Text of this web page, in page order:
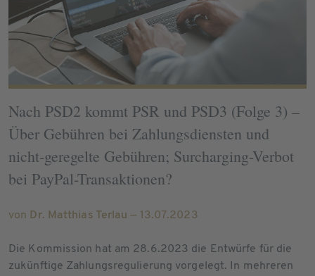
Nach PSD2 kommt PSR und PSD3 (Folge 3) –
Über Gebühren bei Zahlungsdiensten und
nicht-geregelte Gebühren; Surcharging-Verbot
bei PayPal-Transaktionen?
von Dr. Matthias Terlau — 13.07.2023
Die Kommission hat am 28.6.2023 die Entwürfe für die
zukünftige Zahlungsregulierung vorgelegt. In mehreren